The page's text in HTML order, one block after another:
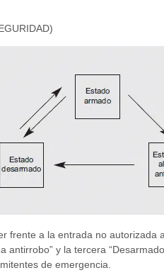
frente a la entrada no autorizada
antirrobo” y la tercera
de emergencia.